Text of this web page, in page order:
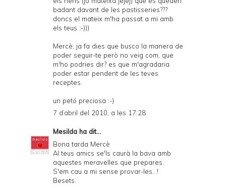
badant davant de les pastisseries???
doncs el mateix m'ha passat a mi amb
els teus :-)))
Mercè, ja fa dies que busco la manera de
poder seguir-te però no veig com, que
m'ho podries dir? es que m'agradaria
poder estar pendent de les teves
receptes.
un petó preciosa :-)
7 d’abril del 2010, a les 17:28
Mesilda ha dit...
Bona tarda Mercè
Al teus amics se'ls caurà la bava amb
aquestes meravelles que prepares.
S'em cau a mi sense provar-les...!
Besets.